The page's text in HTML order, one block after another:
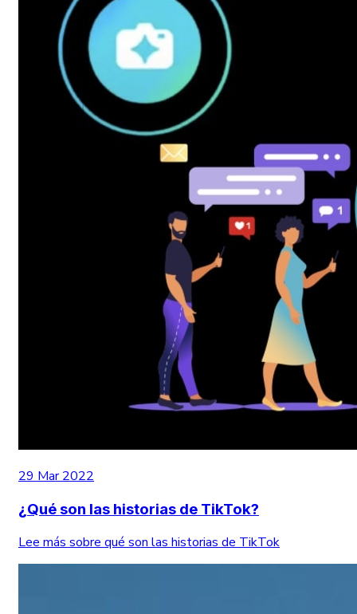
29 Mar 2022
¿Qué son las historias de TikTok?
Lee más sobre qué son las historias de TikTok